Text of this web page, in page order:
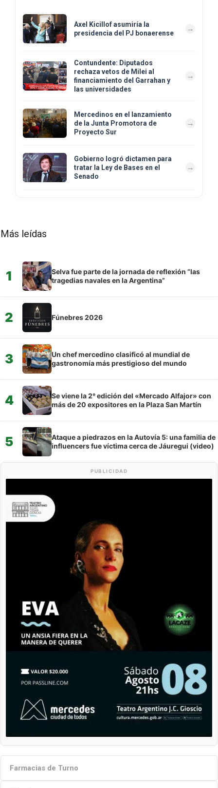
Axel Kicillof asumiría la
presidencia del PJ bonaerense
Contundente: Diputados
rechaza vetos de Milei al
financiamiento del Garrahan y
las universidades
Mercedinos en el lanzamiento
de la Junta Promotora de
Proyecto Sur
Gobierno logró dictamen para
tratar la Ley de Bases en el
Senado
Más leídas
1
Selva fue parte de la jornada de reflexión “las
tragedias navales en la Argentina”
2 Fúnebres 2026
3
Un chef mercedino clasificó al mundial de
gastronomía más prestigioso del mundo
4
Se viene la 2° edición del «Mercado Alfajor» con
más de 20 expositores en la Plaza San Martín
5
Ataque a piedrazos en la Autovía 5: una familia de
influencers fue víctima cerca de Jáuregui (video)
PUBLICIDAD
Farmacias de Turno